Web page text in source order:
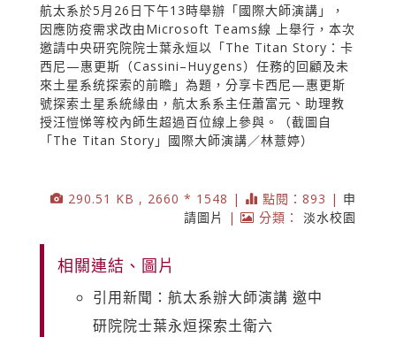
航太系於5月26日下午13時舉辦「國際大師演講」，
因應防疫需求改由Microsoft Teams線 上舉行，本次
邀請中央研究院院士葉永烜以「The Titan Story：卡
西尼—惠更斯（Cassini–Huygens）任務的回顧及未
來土星系统探索的前瞻」為題，分享卡西尼—惠更斯
號探索土星系統緣由，航太系系主任蕭富元、助理教
授汪愷悌等校內師生超過百位線上參與。（截圖自
「The Titan Story」國際大師演講／林薏婷）
290.51 KB , 2660 * 1548 | 點閱：893 | 申
請圖片
| 分類： 淡水校園
相關連結、圖片
引用新聞：航太系辦大師演講 邀中
研院院士葉永烜探索土衛六